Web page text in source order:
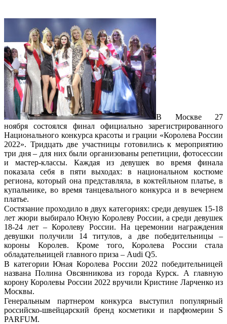
В Москве 27
ноября состоялся финал официально зарегистрированного
Национального конкурса красоты и грации «Королева России
2022». Тридцать две участницы готовились к мероприятию
три дня – для них были организованы репетиции, фотосессии
и мастер-классы. Каждая из девушек во время финала
показала себя в пяти выходах: в национальном костюме
региона, который она представляла, в коктейльном платье, в
купальнике, во время танцевального конкурса и в вечернем
платье.
Состязание проходило в двух категориях: среди девушек 15-18
лет жюри выбирало Юную Королеву России, а среди девушек
18-24 лет – Королеву России. На церемонии награждения
девушки получили 14 титулов, а две победительницы –
короны Королев. Кроме того, Королева России стала
обладательницей главного приза – Audi Q5.
В категории Юная Королева России 2022 победительницей
названа Полина Овсянникова из города Курск. А главную
корону Королевы России 2022 вручили Кристине Ларченко из
Москвы.
Генеральным партнером конкурса выступил популярный
российско-швейцарский бренд косметики и парфюмерии S
PARFUM.